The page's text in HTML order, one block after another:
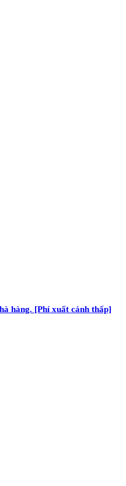
hàng. [Phí xuất cảnh thấp]